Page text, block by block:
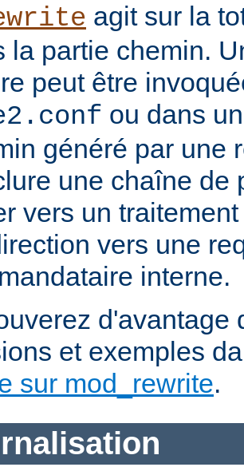
agit sur la
la partie chemin.
peut être
ou dans
généré par une
une chaîne de
vers un
vers une
interne.
d'avantage
et exemples
sur mod_rewrite.